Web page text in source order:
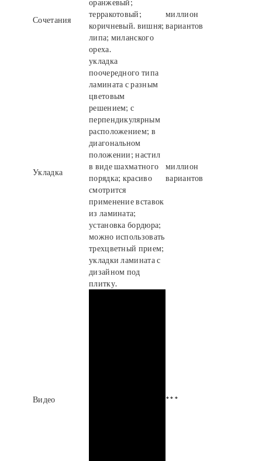
Сочетания
оранжевый;
терракотовый;
коричневый. вишня;
липа; миланского
ореха.
миллион
вариантов
Укладка
укладка
поочередного типа
ламината с разным
цветовым
решением; с
перпендикулярным
расположением; в
диагональном
положении; настил
в виде шахматного
порядка; красиво
смотрится
применение вставок
из ламината;
установка бордюра;
можно использовать
трехцветный прием;
укладки ламината с
дизайном под
плитку.
миллион
вариантов
Видео ***